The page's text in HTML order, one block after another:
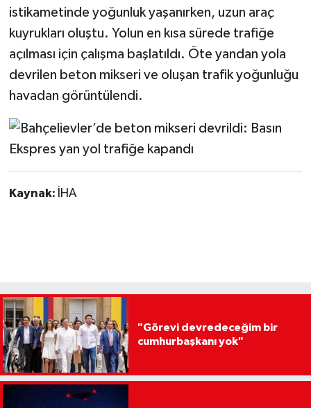
istikametinde yoğunluk yaşanırken, uzun araç
kuyrukları oluştu. Yolun en kısa sürede trafiğe
açılması için çalışma başlatıldı. Öte yandan yola
devrilen beton mikseri ve oluşan trafik yoğunluğu
havadan görüntülendi.
Kaynak: İHA
"Görevi devredeceğim bir
cumhurbaşkanı yok"